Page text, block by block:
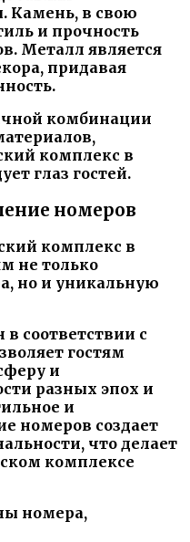
Камень, в свою
и прочность
Металл является
придавая
комбинации
комплекс в
глаз гостей.
номеров
комплекс в
не только
но и уникальную
соответствии с
гостям
и
разных эпох и
и
номеров создает
что делает
комплексе
номера,